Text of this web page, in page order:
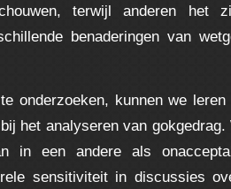
terwijl anderen het
benaderingen van
onderzoeken, kunnen we
het analyseren van
in een andere als
sensitiviteit in discussies